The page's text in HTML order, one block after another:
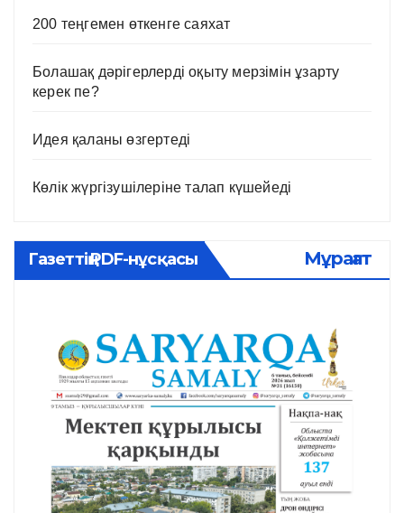
200 теңгемен өткенге саяхат
Болашақ дәрігерлерді оқыту мерзімін ұзарту
керек пе?
Идея қаланы өзгертеді
Көлік жүргізушілеріне талап күшейеді
Газеттің PDF-нұсқасы Мұрағат